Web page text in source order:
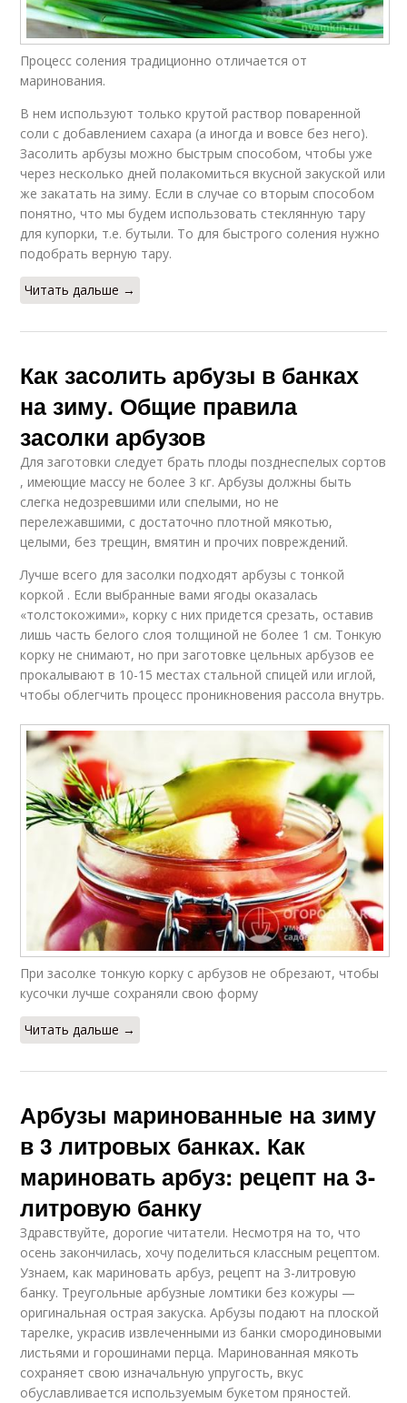
Процесс соления традиционно отличается от
маринования.
В нем используют только крутой раствор поваренной
соли с добавлением сахара (а иногда и вовсе без него).
Засолить арбузы можно быстрым способом, чтобы уже
через несколько дней полакомиться вкусной закуской или
же закатать на зиму. Если в случае со вторым способом
понятно, что мы будем использовать стеклянную тару
для купорки, т.е. бутыли. То для быстрого соления нужно
подобрать верную тару.
Читать дальше →
Как засолить арбузы в банках
на зиму. Общие правила
засолки арбузов
Для заготовки следует брать плоды позднеспелых сортов
, имеющие массу не более 3 кг. Арбузы должны быть
слегка недозревшими или спелыми, но не
перележавшими, с достаточно плотной мякотью,
целыми, без трещин, вмятин и прочих повреждений.
Лучше всего для засолки подходят арбузы с тонкой
коркой . Если выбранные вами ягоды оказалась
«толстокожими», корку с них придется срезать, оставив
лишь часть белого слоя толщиной не более 1 см. Тонкую
корку не снимают, но при заготовке цельных арбузов ее
прокалывают в 10-15 местах стальной спицей или иглой,
чтобы облегчить процесс проникновения рассола внутрь.
При засолке тонкую корку с арбузов не обрезают, чтобы
кусочки лучше сохраняли свою форму
Читать дальше →
Арбузы маринованные на зиму
в 3 литровых банках. Как
мариновать арбуз: рецепт на 3-
литровую банку
Здравствуйте, дорогие читатели. Несмотря на то, что
осень закончилась, хочу поделиться классным рецептом.
Узнаем, как мариновать арбуз, рецепт на 3-литровую
банку. Треугольные арбузные ломтики без кожуры —
оригинальная острая закуска. Арбузы подают на плоской
тарелке, украсив извлеченными из банки смородиновыми
листьями и горошинами перца. Маринованная мякоть
сохраняет свою изначальную упругость, вкус
обуславливается используемым букетом пряностей.